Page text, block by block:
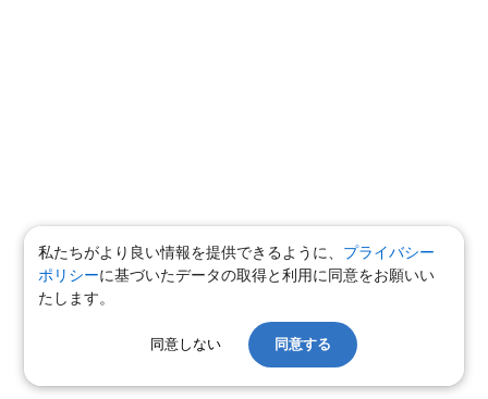
私たちがより良い情報を提供できるように、 プライバシー
ポリシーに基づいたデータの取得と利用に同意をお願いい
たします。
同意しない 同意する